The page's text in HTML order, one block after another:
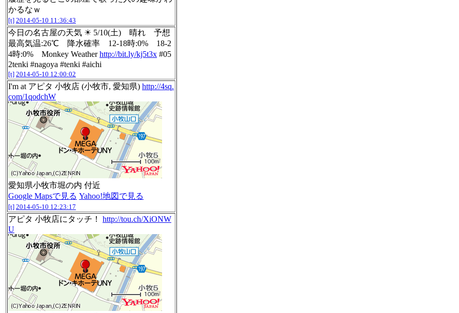
かるなｗ
[t] 2014-05-10 11:36:43
今日の名古屋の天気 ☀ 5/10(土) 晴れ 予想
最高気温:26℃ 降水確率 12-18時:0% 18-2
4時:0% Monkey Weatherhttp://bit.ly/kj5t3x #05
2tenki #nagoya #tenki #aichi
[t] 2014-05-10 12:00:02
I'm at アピタ 小牧店 (小牧市, 愛知県) http://4sq.
com/1qodchW
愛知県小牧市堀の内 付近
Google Mapsで見る Yahoo!地図で見る
[t] 2014-05-10 12:23:17
アピタ 小牧店にタッチ！ http://tou.ch/XiONW
U